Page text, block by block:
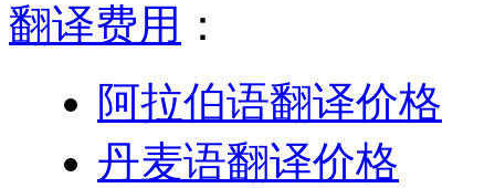
翻译费用 ：
阿拉伯语翻译价格
丹麦语翻译价格